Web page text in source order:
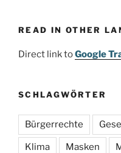
READ IN OTHER
Direct link toGoogle
SCHLAGWÖRTER
Bürgerrechte
Klima Masken